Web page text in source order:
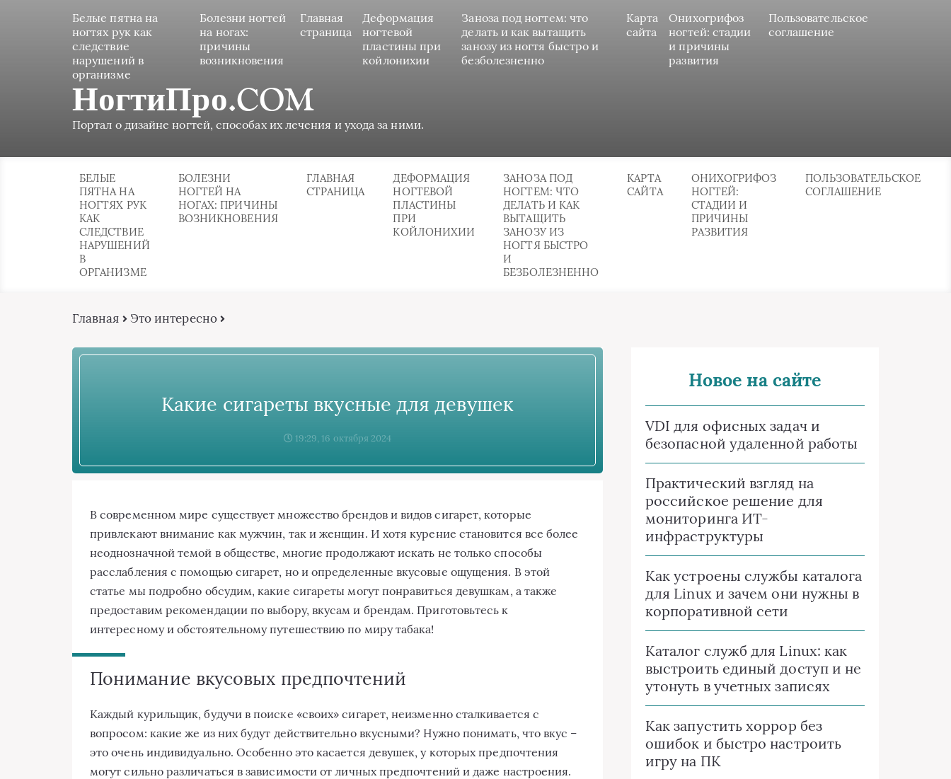
Белые пятна на
ногтях рук как
следствие
нарушений в
организме
Болезни ногтей
на ногах:
причины
возникновения
Главная
страница
Деформация
ногтевой
пластины при
койлонихии
Заноза под ногтем: что
делать и как вытащить
занозу из ногтя быстро и
безболезненно
Карта
сайта
Онихогрифоз
ногтей: стадии
и причины
развития
Пользовательское
соглашение
НогтиПро.COM
Портал о дизайне ногтей, способах их лечения и ухода за ними.
БЕЛЫЕ
ПЯТНА НА
НОГТЯХ РУК
КАК
СЛЕДСТВИЕ
НАРУШЕНИЙ
В
ОРГАНИЗМЕ
БОЛЕЗНИ
НОГТЕЙ НА
НОГАХ: ПРИЧИНЫ
ВОЗНИКНОВЕНИЯ
ГЛАВНАЯ
СТРАНИЦА
ДЕФОРМАЦИЯ
НОГТЕВОЙ
ПЛАСТИНЫ
ПРИ
КОЙЛОНИХИИ
ЗАНОЗА ПОД
НОГТЕМ: ЧТО
ДЕЛАТЬ И КАК
ВЫТАЩИТЬ
ЗАНОЗУ ИЗ
НОГТЯ БЫСТРО
И
БЕЗБОЛЕЗНЕННО
КАРТА
САЙТА
ОНИХОГРИФОЗ
НОГТЕЙ:
СТАДИИ И
ПРИЧИНЫ
РАЗВИТИЯ
ПОЛЬЗОВАТЕЛЬСКОЕ
СОГЛАШЕНИЕ
Главная Это интересно
Какие сигареты вкусные для девушек
19:29, 16 октября 2024
В современном мире существует множество брендов и видов сигарет, которые
привлекают внимание как мужчин, так и женщин. И хотя курение становится все более
неоднозначной темой в обществе, многие продолжают искать не только способы
расслабления с помощью сигарет, но и определенные вкусовые ощущения. В этой
статье мы подробно обсудим, какие сигареты могут понравиться девушкам, а также
предоставим рекомендации по выбору, вкусам и брендам. Приготовьтесь к
интересному и обстоятельному путешествию по миру табака!
Понимание вкусовых предпочтений
Каждый курильщик, будучи в поиске «своих» сигарет, неизменно сталкивается с
вопросом: какие же из них будут действительно вкусными? Нужно понимать, что вкус –
это очень индивидуально. Особенно это касается девушек, у которых предпочтения
могут сильно различаться в зависимости от личных предпочтений и даже настроения.
Новое на сайте
VDI для офисных задач и
безопасной удаленной работы
Практический взгляд на
российское решение для
мониторинга ИТ-
инфраструктуры
Как устроены службы каталога
для Linux и зачем они нужны в
корпоративной сети
Каталог служб для Linux: как
выстроить единый доступ и не
утонуть в учетных записях
Как запустить хоррор без
ошибок и быстро настроить
игру на ПК